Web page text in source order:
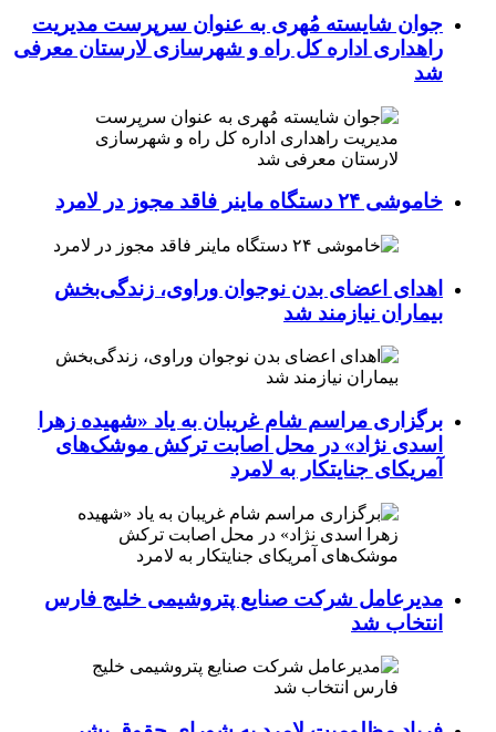
جوان شایسته مُهری به عنوان سرپرست مدیریت
راهداری اداره کل راه و شهرسازی لارستان معرفی
شد
خاموشی ۲۴ دستگاه ماینر فاقد مجوز در لامرد
اهدای اعضای بدن نوجوان وراوی، زندگی‌بخش
بیماران نیازمند شد
برگزاری مراسم شام غریبان به یاد «شهیده زهرا
اسدی نژاد» در محل اصابت ترکش موشک‌های
آمریکای جنایتکار به لامرد
مدیرعامل شرکت صنایع پتروشیمی خلیج فارس
انتخاب شد